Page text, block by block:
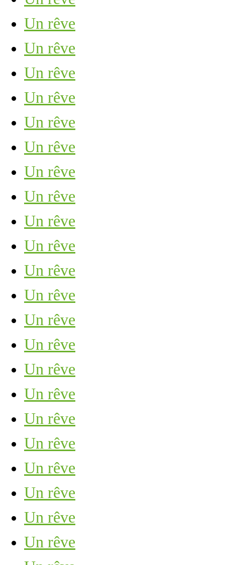
Un rêve
Un rêve
Un rêve
Un rêve
Un rêve
Un rêve
Un rêve
Un rêve
Un rêve
Un rêve
Un rêve
Un rêve
Un rêve
Un rêve
Un rêve
Un rêve
Un rêve
Un rêve
Un rêve
Un rêve
Un rêve
Un rêve